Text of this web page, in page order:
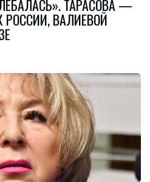
ТАРАСОВА —
ВАЛИЕВОЙ